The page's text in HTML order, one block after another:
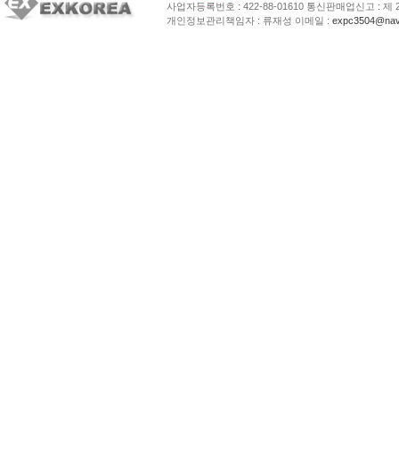
사업자등록번호 : 422-88-01610 통신판매업신고 : 제
개인정보관리책임자 : 류재성 이메일 :